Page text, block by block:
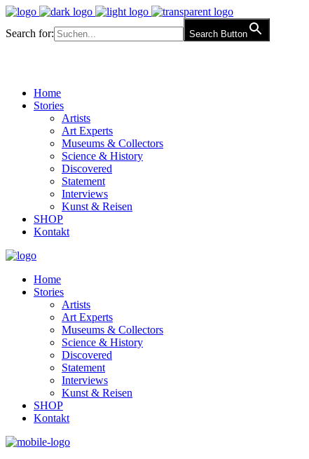
Search for: Search Button
Home
Stories
Artists
Art Experts
Museums & Collectors
Science & History
Discovered
Statement
Interviews
Kunst & Reisen
SHOP
Kontakt
Home
Stories
Artists
Art Experts
Museums & Collectors
Science & History
Discovered
Statement
Interviews
Kunst & Reisen
SHOP
Kontakt